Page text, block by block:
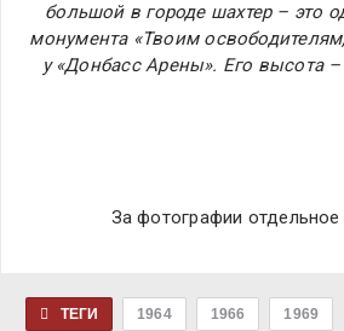
большой в городе шахтер – это
монумента «Твоим
у «Донбасс Арены». Его высота
За фотографии
ТЕГИ 1964 1966 1969